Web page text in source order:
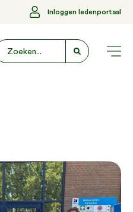
Inloggen ledenportaal